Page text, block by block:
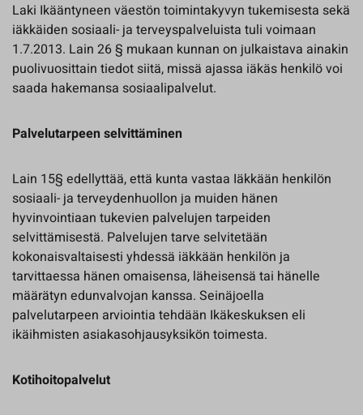
Laki Ikääntyneen väestön toimintakyvyn tukemisesta sekä
iäkkäiden sosiaali- ja terveyspalveluista tuli voimaan
1.7.2013. Lain 26 § mukaan kunnan on julkaistava ainakin
puolivuosittain tiedot siitä, missä ajassa iäkäs henkilö voi
saada hakemansa sosiaalipalvelut.
Palvelutarpeen selvittäminen
Lain 15§ edellyttää, että kunta vastaa Iäkkään henkilön
sosiaali- ja terveydenhuollon ja muiden hänen
hyvinvointiaan tukevien palvelujen tarpeiden
selvittämisestä. Palvelujen tarve selvitetään
kokonaisvaltaisesti yhdessä iäkkään henkilön ja
tarvittaessa hänen omaisensa, läheisensä tai hänelle
määrätyn edunvalvojan kanssa. Seinäjoella
palvelutarpeen arviointia tehdään Ikäkeskuksen eli
ikäihmisten asiakasohjausyksikön toimesta.
Kotihoitopalvelut